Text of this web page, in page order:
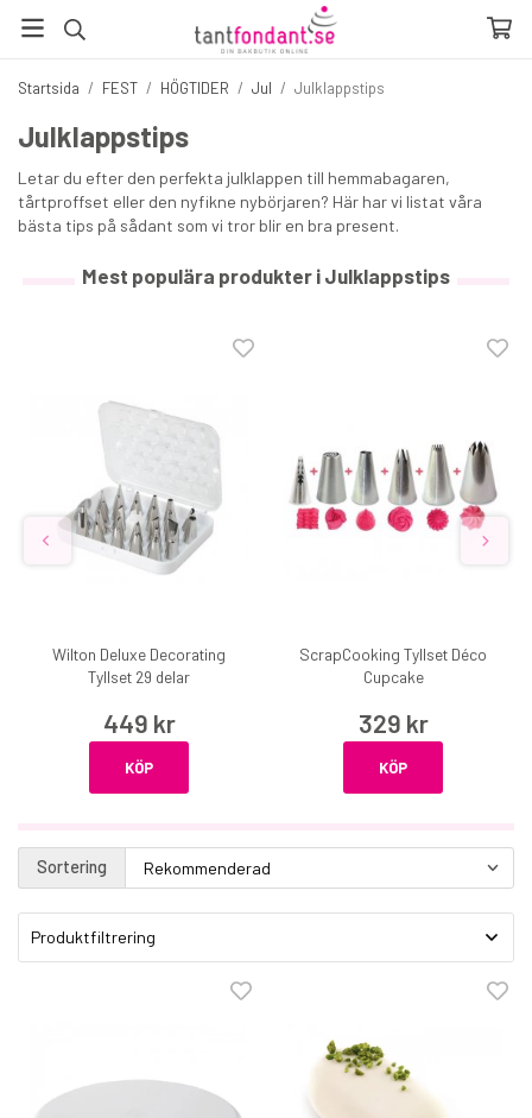
Startsida / FEST / HÖGTIDER / Jul / Julklappstips
Julklappstips
Letar du efter den perfekta julklappen till hemmabagaren,
tårtproffset eller den nyfikne nybörjaren? Här har vi listat våra
bästa tips på sådant som vi tror blir en bra present.
Mest populära produkter i Julklappstips
Wilton Deluxe Decorating
Tyllset 29 delar
449 kr
KÖP
ScrapCooking Tyllset Déco
Cupcake
329 kr
KÖP
Sortering
Produktfiltrering